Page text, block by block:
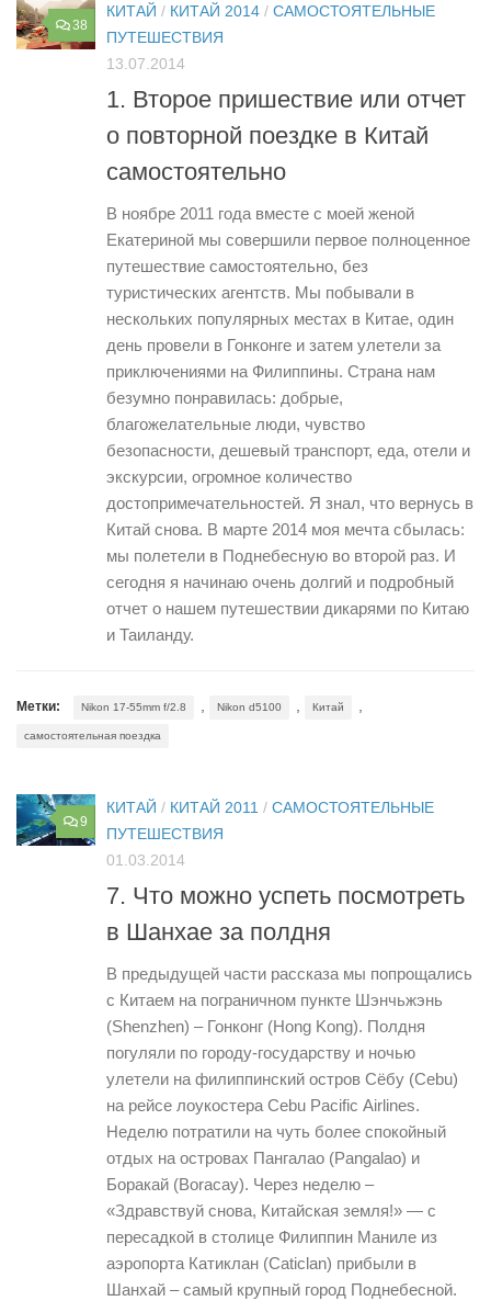
38
КИТАЙ / КИТАЙ 2014 / САМОСТОЯТЕЛЬНЫЕ
ПУТЕШЕСТВИЯ
13.07.2014
1. Второе пришествие или отчет
о повторной поездке в Китай
самостоятельно
В ноябре 2011 года вместе с моей женой
Екатериной мы совершили первое полноценное
путешествие самостоятельно, без
туристических агентств. Мы побывали в
нескольких популярных местах в Китае, один
день провели в Гонконге и затем улетели за
приключениями на Филиппины. Страна нам
безумно понравилась: добрые,
благожелательные люди, чувство
безопасности, дешевый транспорт, еда, отели и
экскурсии, огромное количество
достопримечательностей. Я знал, что вернусь в
Китай снова. В марте 2014 моя мечта сбылась:
мы полетели в Поднебесную во второй раз. И
сегодня я начинаю очень долгий и подробный
отчет о нашем путешествии дикарями по Китаю
и Таиланду.
Метки: Nikon 17-55mm f/2.8 Nikon d5100 Китай
самостоятельная поездка
9
КИТАЙ / КИТАЙ 2011 / САМОСТОЯТЕЛЬНЫЕ
ПУТЕШЕСТВИЯ
01.03.2014
7. Что можно успеть посмотреть
в Шанхае за полдня
В предыдущей части рассказа мы попрощались
с Китаем на пограничном пункте Шэнчьжэнь
(Shenzhen) – Гонконг (Hong Kong). Полдня
погуляли по городу-государству и ночью
улетели на филиппинский остров Сёбу (Cebu)
на рейсе лоукостера Cebu Pacific Airlines.
Неделю потратили на чуть более спокойный
отдых на островах Пангалао (Pangalao) и
Боракай (Boracay). Через неделю –
«Здравствуй снова, Китайская земля!» — с
пересадкой в столице Филиппин Маниле из
аэропорта Катиклан (Caticlan) прибыли в
Шанхай – самый крупный город Поднебесной.